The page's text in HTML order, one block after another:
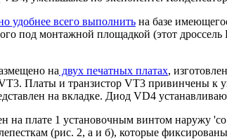
удобнее всего выполнить на базе
под монтажной площадкой (этот
на двух печатных платах,
Платы и транзистор VT3 привинчены
на вкладке. Диoд VD4
на плате 1 установочным винтом наружу
(рис. 2, а и б), которые